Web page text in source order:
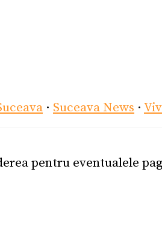
· Suceava News ·
pentru eventualele